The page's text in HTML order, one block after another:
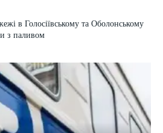
в Голосіївському та Оболонському
з паливом
ТЕХНОЛОГІЇ